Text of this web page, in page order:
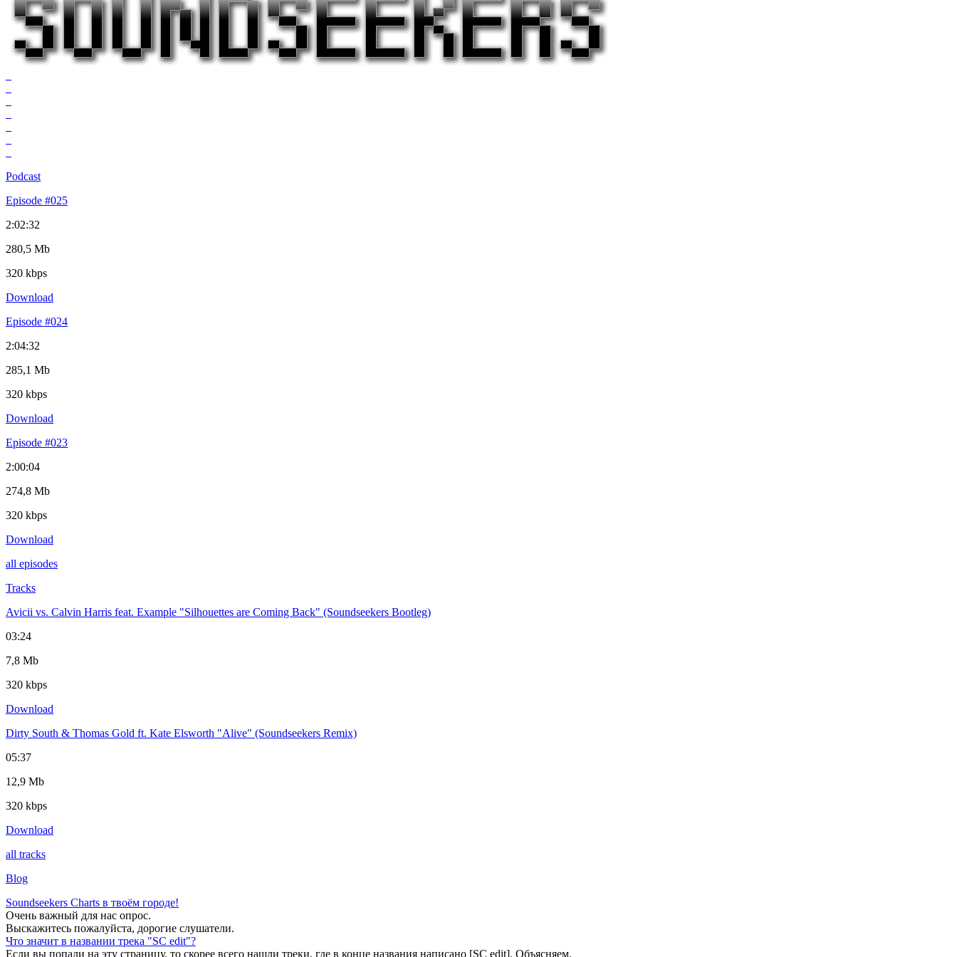
Podcast
Episode #025
2:02:32
280,5 Mb
320 kbps
Download
Episode #024
2:04:32
285,1 Mb
320 kbps
Download
Episode #023
2:00:04
274,8 Mb
320 kbps
Download
all episodes
Tracks
Avicii vs. Calvin Harris feat. Example "Silhouettes are Coming Back" (Soundseekers Bootleg)
03:24
7,8 Mb
320 kbps
Download
Dirty South & Thomas Gold ft. Kate Elsworth "Alive" (Soundseekers Remix)
05:37
12,9 Mb
320 kbps
Download
all tracks
Blog
Soundseekers Charts в твоём городе!
Очень важный для нас опрос.
Выскажитесь пожалуйста, дорогие слушатели.
Что значит в названии трека "SC edit"?
Если вы попали на эту страницу, то скорее всего нашли треки, где в конце названия написано [SC edit]. Объясняем.